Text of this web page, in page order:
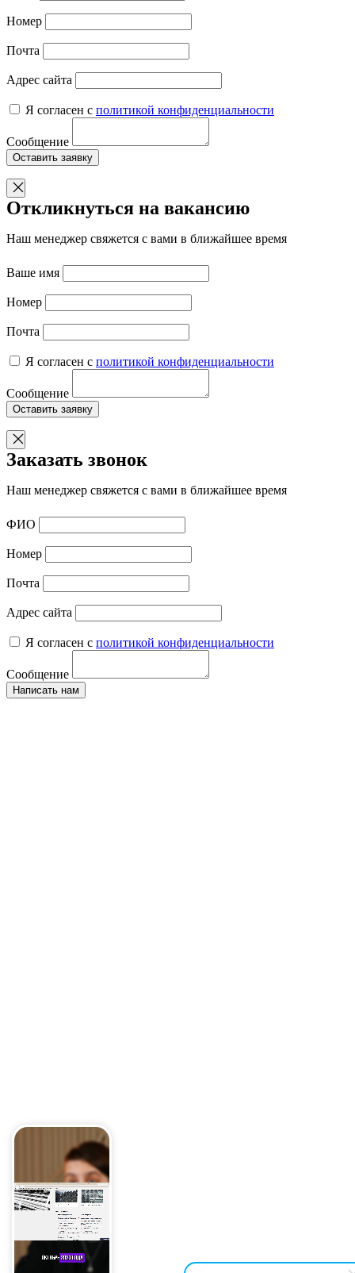
Номер
Почта
Адрес сайта
Я согласен с политикой конфиденциальности
Сообщение
Оставить заявку
Откликнуться на вакансию
Наш менеджер свяжется с вами в ближайшее время
Ваше имя
Номер
Почта
Я согласен с политикой конфиденциальности
Сообщение
Оставить заявку
Заказать звонок
Наш менеджер свяжется с вами в ближайшее время
ФИО
Номер
Почта
Адрес сайта
Я согласен с политикой конфиденциальности
Сообщение
Написать нам